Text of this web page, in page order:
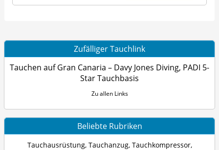
Zufälliger Tauchlink
Tauchen auf Gran Canaria – Davy Jones Diving, PADI 5-
Star Tauchbasis
Zu allen Links
Beliebte Rubriken
Tauchausrüstung, Tauchanzug, Tauchkompressor,